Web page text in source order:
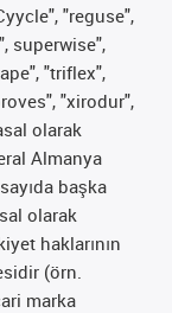
"reguse",
superwise",
"triflex",
"xirodur",
olarak
Almanya
başka
olarak
haklarının
(örn.
marka